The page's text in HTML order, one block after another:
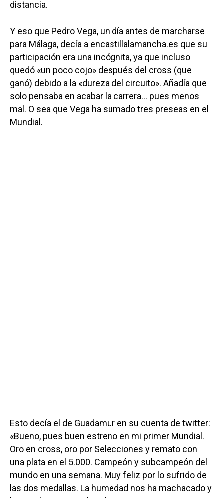
distancia.
Y eso que Pedro Vega, un día antes de marcharse
para Málaga, decía a encastillalamancha.es que su
participación era una incógnita, ya que incluso
quedó «un poco cojo» después del cross (que
ganó) debido a la «dureza del circuito». Añadía que
solo pensaba en acabar la carrera… pues menos
mal. O sea que Vega ha sumado tres preseas en el
Mundial.
Esto decía el de Guadamur en su cuenta de twitter:
«Bueno, pues buen estreno en mi primer Mundial.
Oro en cross, oro por Selecciones y remato con
una plata en el 5.000. Campeón y subcampeón del
mundo en una semana. Muy feliz por lo sufrido de
las dos medallas. La humedad nos ha machacado y